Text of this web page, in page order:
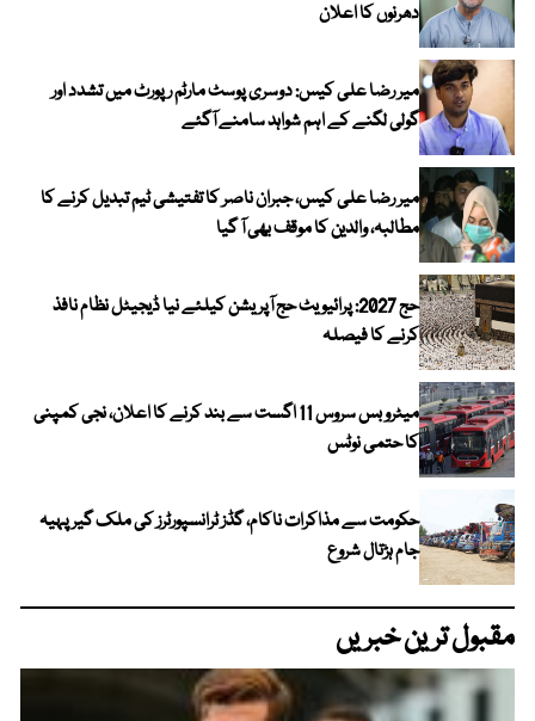
دھرنوں کا اعلان
میر رضا علی کیس: دوسری پوسٹ مارٹم رپورٹ میں تشدد اور
گولی لگنے کے اہم شواہد سامنے آگئے
میر رضا علی کیس، جبران ناصر کا تفتیشی ٹیم تبدیل کرنے کا
مطالبہ، والدین کا موقف بھی آ گیا
حج 2027: پرائیویٹ حج آپریشن کیلئے نیا ڈیجیٹل نظام نافذ
کرنے کا فیصلہ
میٹرو بس سروس 11 اگست سے بند کرنے کا اعلان، نجی کمپنی
کا حتمی نوٹس
حکومت سے مذاکرات ناکام، گڈز ٹرانسپورٹرز کی ملک گیر پہیہ
جام ہڑتال شروع
مقبول ترین خبریں